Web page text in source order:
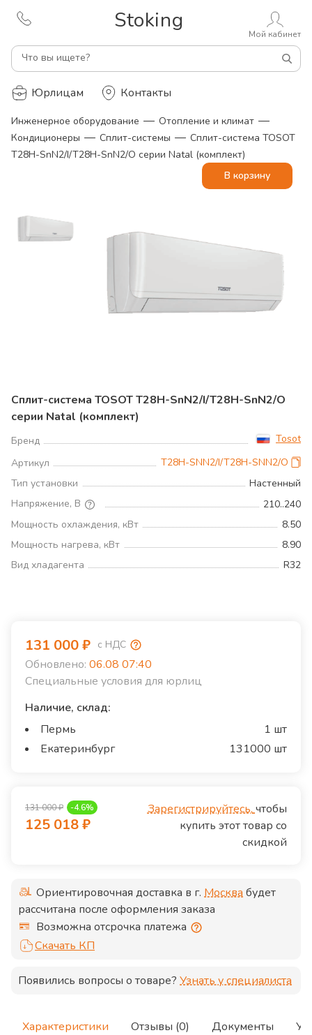
Stoking
Что вы ищете?
Мой кабинет
Юрлицам Контакты
Инженерное оборудование — Отопление и климат —
Кондиционеры — Сплит-системы — Сплит-система TOSOT
T28H-SnN2/I/T28H-SnN2/O серии Natal (комплект)
Сплит-система TOSOT T28H-SnN2/I/T28H-SnN2/O
серии Natal (комплект)
Бренд
Tosot
Артикул
T28H-SNN2/I/T28H-SNN2/O
Тип установки
Настенный
Напряжение, В
210..240
Мощность охлаждения, кВт
8.50
Мощность нагрева, кВт
8.90
Вид хладагента
R32
131 000₽ с НДС
Обновлено: 06.08 07:40
Специальные условия для юрлиц
Наличие, склад:
Пермь
1 шт
Екатеринбург
131000 шт
В корзину
131 000₽ -4.6%
125 018₽
Зарегистрируйтесь,чтобы
купить этот товар со
скидкой
Ориентировочная доставка в г. Москвабудет
рассчитана после оформления заказа
Возможна отсрочка платежа
Скачать КП
Появились вопросы о товаре? Узнать у специалиста
Характеристики Отзывы (0) Документы